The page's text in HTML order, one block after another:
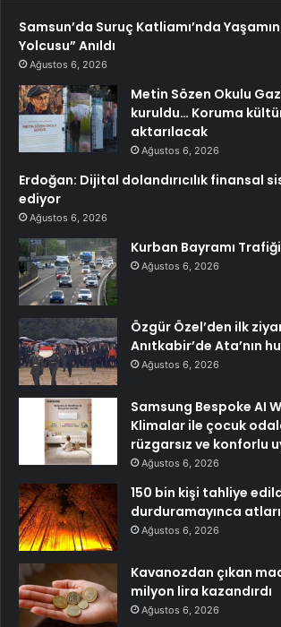
Samsun’da Suruç Katliamı’nda
Yolcusu” Anıldı
Ağustos 6, 2026
Metin Sözen Okulu
kuruldu… Koruma
aktarılacak
Ağustos 6, 2026
Erdoğan: Dijital dolandırıcılık finansal
ediyor
Ağustos 6, 2026
Kurban Bayramı
Ağustos 6, 2026
Özgür Özel’den ilk
Anıtkabir’de Ata’nın
Ağustos 6, 2026
Samsung Bespoke AI
Klimalar ile çocuk
rüzgarsız ve konforlu
Ağustos 6, 2026
150 bin kişi tahliye
durduramayınca
Ağustos 6, 2026
Kavanozdan çıkan
milyon lira kazandırdı
Ağustos 6, 2026